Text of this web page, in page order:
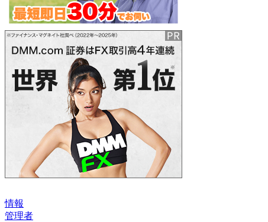
情報
管理者